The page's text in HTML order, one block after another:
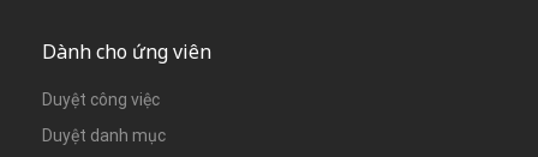
Dành cho ứng viên
Duyệt công việc
Duyệt danh mục